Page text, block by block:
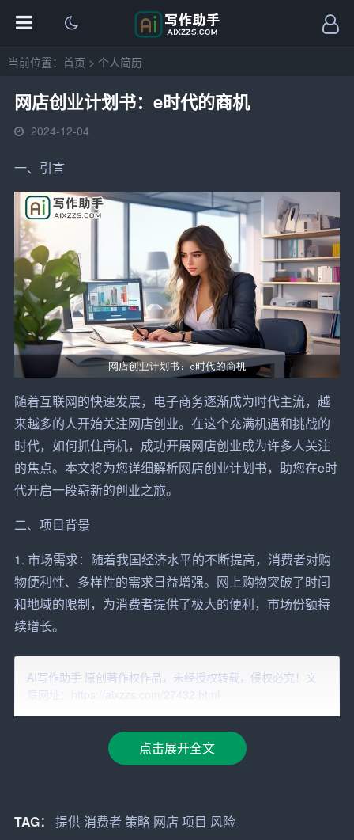
当前位置： 首页 > 个人简历
网店创业计划书：e时代的商机
2024-12-04
一、引言
随着互联网的快速发展，电子商务逐渐成为时代主流，越
来越多的人开始关注网店创业。在这个充满机遇和挑战的
时代，如何抓住商机，成功开展网店创业成为许多人关注
的焦点。本文将为您详细解析网店创业计划书，助您在e时
代开启一段崭新的创业之旅。
二、 项目背景
1. 市场需求：随着我国经济水平的不断提高， 消费者对购
物便利性、多样性的需求日益增强。网上购物突破了时间
和地域的限制，为消费者提供了极大的便利，市场份额持
续增长。
2. 技术支持：互联网、移动支付、物流等基础设施的日益
完善，为网店创业提供了良好的发展环境。
3. 政策扶持：我国政府高度重视电子商务发展，出台了一
系列政策措施，为网店创业提供了有力支持。
品，满足不同消费群体的需求。
AI写作助手 原创著作权作品，未经授权转载，侵权必究！文
章网址：https://aixzzs.com/27432.html
点击展开全文
TAG： 提供消费者 策略 网店 项目 风险